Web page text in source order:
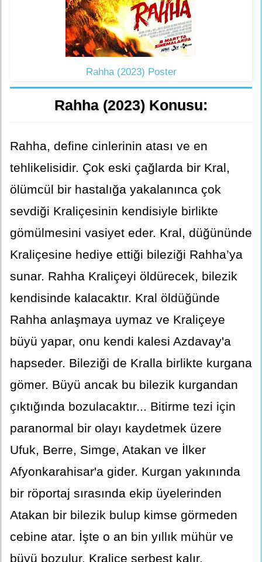
Rahha (2023) Poster
Rahha (2023) Konusu:
Rahha, define cinlerinin atası ve en
tehlikelisidir. Çok eski çağlarda bir Kral,
ölümcül bir hastalığa yakalanınca çok
sevdiği Kraliçesinin kendisiyle birlikte
gömülmesini vasiyet eder. Kral, düğününde
Kraliçesine hediye ettiği bileziği Rahha’ya
sunar. Rahha Kraliçeyi öldürecek, bilezik
kendisinde kalacaktır. Kral öldüğünde
Rahha anlaşmaya uymaz ve Kraliçeye
büyü yapar, onu kendi kalesi Azdavay'a
hapseder. Bileziği de Kralla birlikte kurgana
gömer. Büyü ancak bu bilezik kurgandan
çıktığında bozulacaktır... Bitirme tezi için
paranormal bir olayı kaydetmek üzere
Ufuk, Berre, Simge, Atakan ve İlker
Afyonkarahisar'a gider. Kurgan yakınında
bir röportaj sırasında ekip üyelerinden
Atakan bir bilezik bulup kimse görmeden
cebine atar. İşte o an bin yıllık mühür ve
büyü bozulur. Kraliçe serbest kalır.